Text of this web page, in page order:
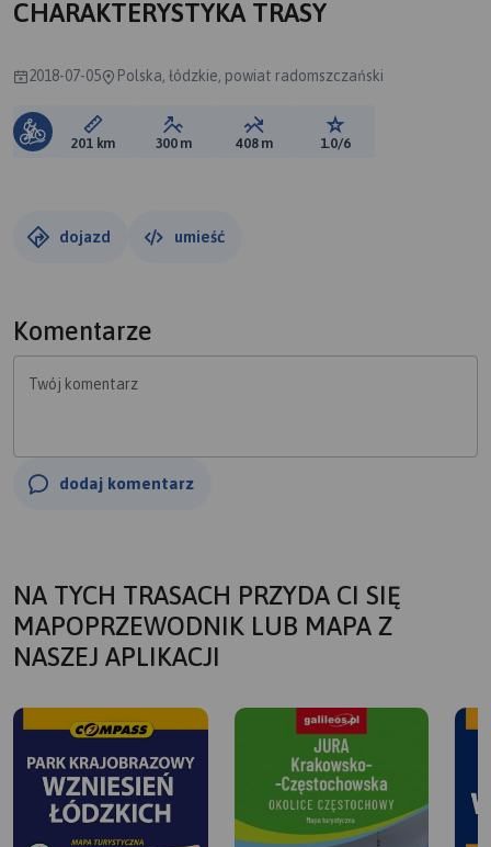
CHARAKTERYSTYKA TRASY
2018-07-05 Polska, łódzkie, powiat radomszczański
Długość trasy:
201 km Suma przewyższeń:
300 m Suma spadków:
408 m Ocena trasy:
1.0/6
dojazd umieść
Komentarze
Twój komentarz
dodaj komentarz
NA TYCH TRASACH PRZYDA CI SIĘ
MAPOPRZEWODNIK LUB MAPA Z
NASZEJ APLIKACJI